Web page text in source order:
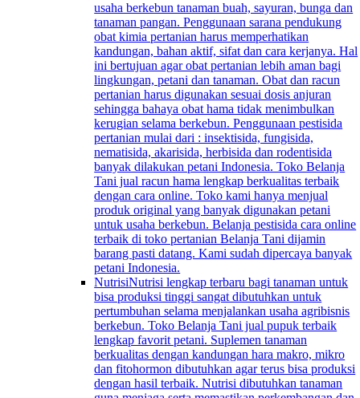
usaha berkebun tanaman buah, sayuran, bunga dan
tanaman pangan. Penggunaan sarana pendukung
obat kimia pertanian harus memperhatikan
kandungan, bahan aktif, sifat dan cara kerjanya. Hal
ini bertujuan agar obat pertanian lebih aman bagi
lingkungan, petani dan tanaman. Obat dan racun
pertanian harus digunakan sesuai dosis anjuran
sehingga bahaya obat hama tidak menimbulkan
kerugian selama berkebun. Penggunaan pestisida
pertanian mulai dari : insektisida, fungisida,
nematisida, akarisida, herbisida dan rodentisida
banyak dilakukan petani Indonesia. Toko Belanja
Tani jual racun hama lengkap berkualitas terbaik
dengan cara online. Toko kami hanya menjual
produk original yang banyak digunakan petani
untuk usaha berkebun. Belanja pestisida cara online
terbaik di toko pertanian Belanja Tani dijamin
barang pasti datang. Kami sudah dipercaya banyak
petani Indonesia.
NutrisiNutrisi lengkap terbaru bagi tanaman untuk
bisa produksi tinggi sangat dibutuhkan untuk
pertumbuhan selama menjalankan usaha agribisnis
berkebun. Toko Belanja Tani jual pupuk terbaik
lengkap favorit petani. Suplemen tanaman
berkualitas dengan kandungan hara makro, mikro
dan fitohormon dibutuhkan agar terus bisa produksi
dengan hasil terbaik. Nutrisi dibutuhkan tanaman